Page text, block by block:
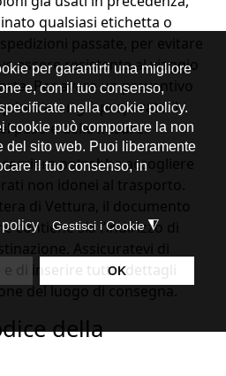
qualsiasi etichetta o
passate, per evitare
essere resistente al viaggio
Per avere un preventivo
aver già preparato il
peso e delle misure.
potrebbe accogliere
non idonei al trasporto.
di Vettura, il documento
contiene sia l’indirizzo di
Assicuratevi di
di inserire tutti i dettagli
del luogo di consegna.
della